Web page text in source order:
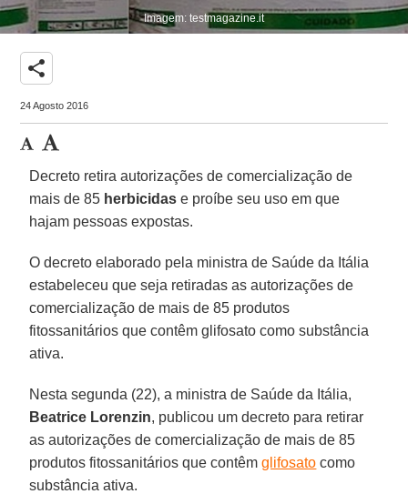
Imagem: testmagazine.it
share
24 Agosto 2016
Decreto retira autorizações de comercialização de
mais de 85 herbicidas e proíbe seu uso em que
hajam pessoas expostas.
O decreto elaborado pela ministra de Saúde da Itália
estabeleceu que seja retiradas as autorizações de
comercialização de mais de 85 produtos
fitossanitários que contêm glifosato como substância
ativa.
Nesta segunda (22), a ministra de Saúde da Itália,
Beatrice Lorenzin, publicou um decreto para retirar
as autorizações de comercialização de mais de 85
produtos fitossanitários que contêmglifosato como
substância ativa.